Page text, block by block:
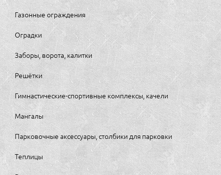
Газонные ограждения
Оградки
Заборы, ворота, калитки
Решётки
Гимнастические-спортивные комплексы, качели
Мангалы
Парковочные аксессуары, столбики для парковки
Теплицы